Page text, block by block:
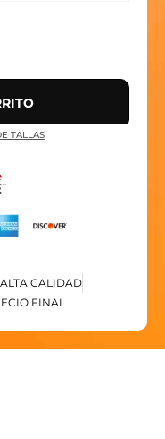
TALLAS
CALIDAD
FINAL